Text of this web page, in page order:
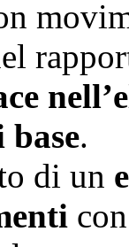
base.
di un